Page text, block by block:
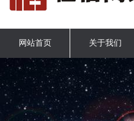
网站首页 关于我们